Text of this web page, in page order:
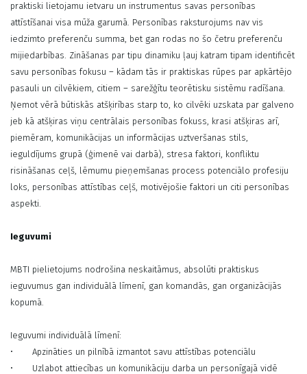
praktiski lietojamu ietvaru un instrumentus savas personības
attīstīšanai visa mūža garumā. Personības raksturojums nav vis
iedzimto preferenču summa, bet gan rodas no šo četru preferenču
mijiedarbības. Zināšanas par tipu dinamiku ļauj katram tipam identificēt
savu personības fokusu – kādam tās ir praktiskas rūpes par apkārtējo
pasauli un cilvēkiem, citiem – sarežģītu teorētisku sistēmu radīšana.
Ņemot vērā būtiskās atšķirības starp to, ko cilvēki uzskata par galveno
jeb kā atšķiras viņu centrālais personības fokuss, krasi atšķiras arī,
piemēram, komunikācijas un informācijas uztveršanas stils,
ieguldījums grupā (ģimenē vai darbā), stresa faktori, konfliktu
risināšanas ceļš, lēmumu pieņemšanas process potenciālo profesiju
loks, personības attīstības ceļš, motivējošie faktori un citi personības
aspekti.
Ieguvumi
MBTI pielietojums nodrošina neskaitāmus, absolūti praktiskus
ieguvumus gan individuālā līmenī, gan komandās, gan organizācijās
kopumā.
Ieguvumi individuālā līmenī:
•
Apzināties un pilnībā izmantot savu attīstības potenciālu
•
Uzlabot attiecības un komunikāciju darba un personīgajā vidē